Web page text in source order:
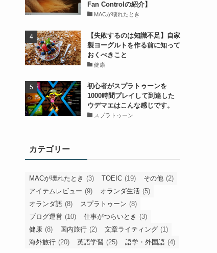
Fan Controlの紹介】
MACが壊れたとき
【失敗するのは知識不足】自家
製ヨーグルトを作る前に知って
おくべきこと
健康
初心者がスプラトゥーンを
1000時間プレイして到達した
ウデマエはこんな感じです。
スプラトゥーン
カテゴリー
MACが壊れたとき (3) TOEIC (19) その他 (2)
アイテムレビュー (9) オランダ生活 (5)
オランダ語 (8) スプラトゥーン (8)
ブログ運営 (10) 仕事がつらいとき (3)
健康 (8) 国内旅行 (2) 文章ライティング (1)
海外旅行 (20) 英語学習 (25) 語学・外国語 (4)